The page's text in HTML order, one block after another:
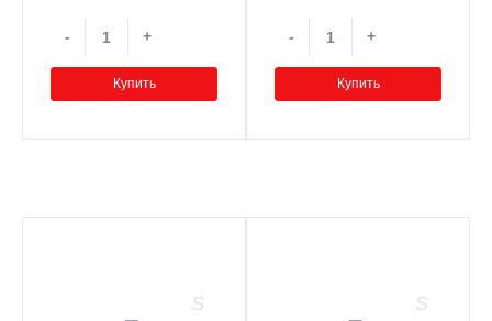
- +
Купить
One/Xbox Series X
- +
Купить